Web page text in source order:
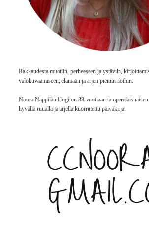
Rakkaudesta muotiin, perheeseen ja ystäviin,
valokuvaamiseen, elämään ja arjen pieniin iloihin.
Noora Näppilän blogi on 38-vuotiaan
hyvällä ruualla ja arjella kuorrutettu päiväkirja.